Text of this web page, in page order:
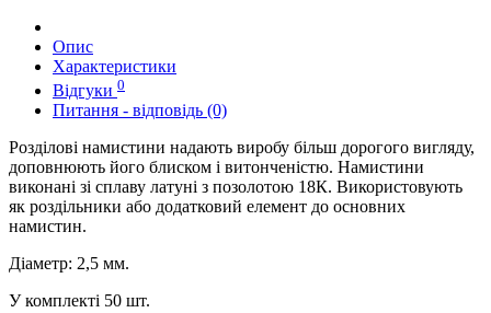
Опис
Характеристики
Відгуки 0
Питання - відповідь (0)
Розділові намистини надають виробу більш дорогого вигляду,
доповнюють його блиском і витонченістю. Намистини
виконані зі сплаву латуні з позолотою 18К. Використовують
як роздільники або додатковий елемент до основних
намистин.
Діаметр: 2,5 мм.
У комплекті 50 шт.